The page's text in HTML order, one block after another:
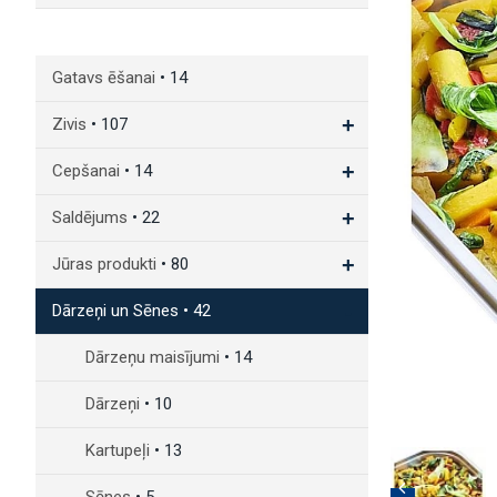
Gatavs ēšanai • 14
Zivis • 107 +
Cepšanai • 14 +
Saldējums • 22 +
Jūras produkti • 80 +
Dārzeņi un Sēnes • 42
Dārzeņu maisījumi • 14
Dārzeņi • 10
Kartupeļi • 13